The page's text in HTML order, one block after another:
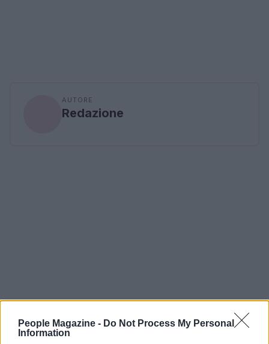
People Magazine - Do Not Process My Personal
Information
AUTORE
Redazione